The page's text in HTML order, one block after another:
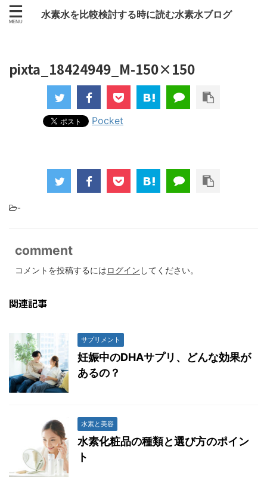
水素水を比較検討する時に読む水素水ブログ
pixta_18424949_M-150×150
Pocket
-
comment
コメントを投稿するにはログイン してください。
関連記事
サプリメント
妊娠中のDHAサプリ、どんな効果が
あるの？
水素と美容
水素化粧品の種類と選び方のポイン
ト